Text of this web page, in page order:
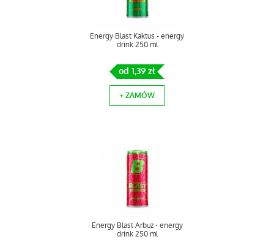
Energy Blast Kaktus - energy
drink 250 ml
od 1,39 zł
+ ZAMÓW
Energy Blast Arbuz - energy
drink 250 ml